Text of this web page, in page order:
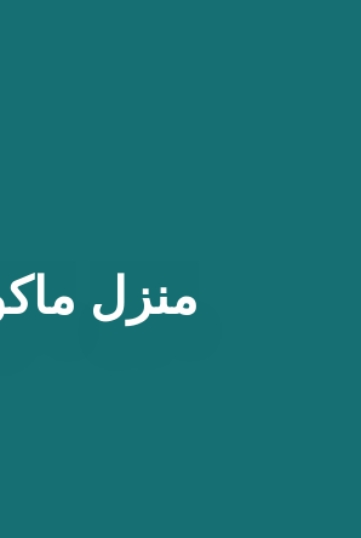
منزل